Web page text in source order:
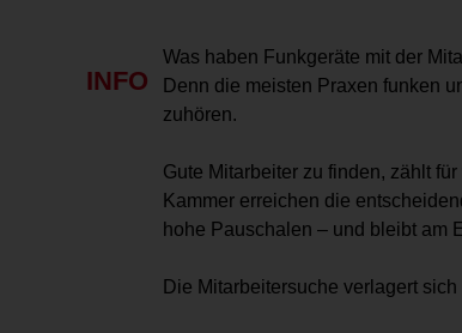
INFO
Was haben Funkgeräte mit der
Denn die meisten Praxen funken
zuhören.
Gute Mitarbeiter zu finden, zählt
Kammer erreichen die
hohe Pauschalen – und bleibt am
Die Mitarbeitersuche verlagert